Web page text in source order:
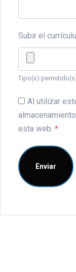
Subir el
Tipo(s)
Al utilizar
esta web. *